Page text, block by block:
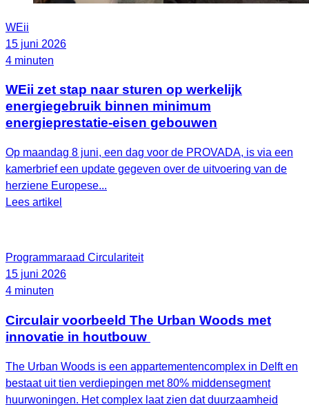
WEii
15 juni 2026
4 minuten
WEii zet stap naar sturen op werkelijk
energiegebruik binnen minimum
energieprestatie-eisen gebouwen
Op maandag 8 juni, een dag voor de PROVADA, is via een
kamerbrief een update gegeven over de uitvoering van de
herziene Europese...
Lees artikel
Programmaraad Circulariteit
15 juni 2026
4 minuten
Circulair voorbeeld The Urban Woods met
innovatie in houtbouw
The Urban Woods is een appartementencomplex in Delft en
bestaat uit tien verdiepingen met 80% middensegment
huurwoningen. Het complex laat zien dat duurzaamheid